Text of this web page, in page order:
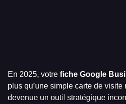
En 2025, votre fiche Google
plus qu’une simple carte de
devenue un outil stratégique